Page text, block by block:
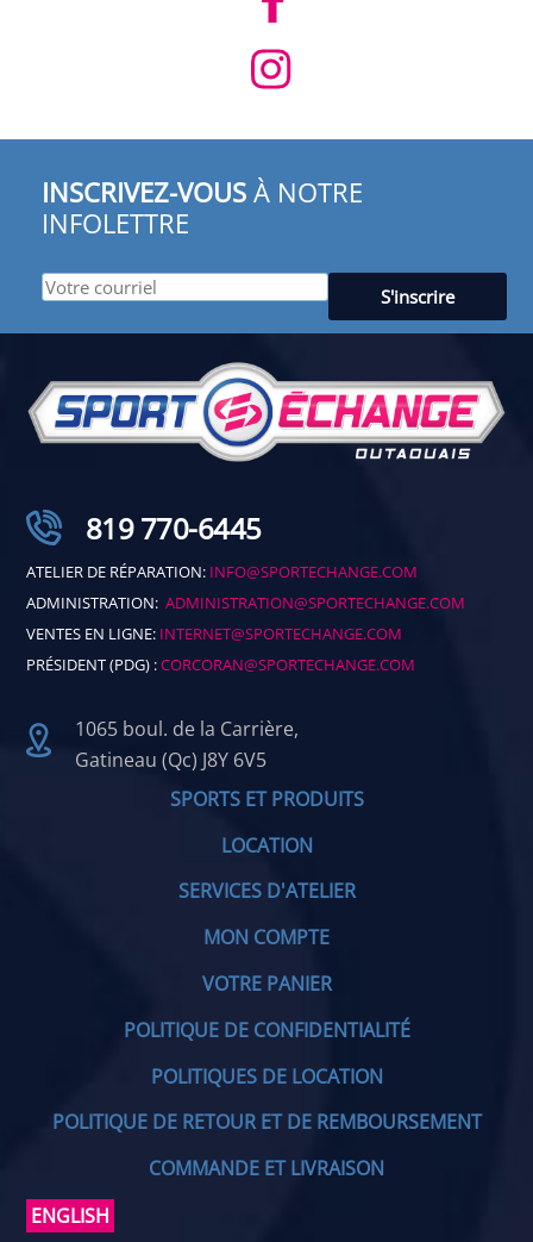
INSCRIVEZ-VOUS À NOTRE
INFOLETTRE
819 770-6445
ATELIER DE RÉPARATION: INFO@SPORTECHANGE.COM
ADMINISTRATION:ADMINISTRATION@SPORTECHANGE.COM
VENTES EN LIGNE: INTERNET@SPORTECHANGE.COM
PRÉSIDENT (PDG) :CORCORAN@SPORTECHANGE.COM
1065 boul. de la Carrière,
Gatineau (Qc) J8Y 6V5
SPORTS ET PRODUITS
LOCATION
SERVICES D'ATELIER
MON COMPTE
VOTRE PANIER
POLITIQUE DE CONFIDENTIALITÉ
POLITIQUES DE LOCATION
POLITIQUE DE RETOUR ET DE REMBOURSEMENT
COMMANDE ET LIVRAISON
ENGLISH